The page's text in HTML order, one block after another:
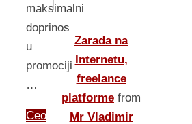
maksimalni
doprinos
u
promociji
…
Ceo
Zarada na
Internetu,
freelance
platforme from
Mr Vladimir